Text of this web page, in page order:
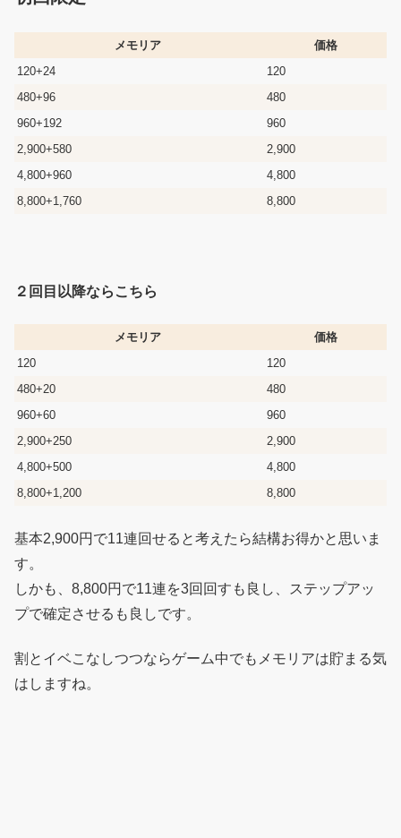
メモリア
価格
120+24
120
480+96
480
960+192
960
2,900+580
2,900
4,800+960
4,800
8,800+1,760
8,800
２回目以降ならこちら
メモリア
価格
120
120
480+20
480
960+60
960
2,900+250
2,900
4,800+500
4,800
8,800+1,200
8,800
基本2,900円で11連回せると考えたら結構お得かと思いま
す。
しかも、8,800円で11連を3回回すも良し、ステップアッ
プで確定させるも良しです。
割とイベこなしつつならゲーム中でもメモリアは貯まる気
はしますね。